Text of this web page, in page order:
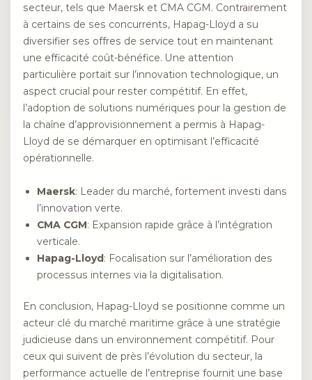
secteur, tels que Maersk et CMA CGM. Contrairement
à certains de ses concurrents, Hapag-Lloyd a su
diversifier ses offres de service tout en maintenant
une efficacité coût-bénéfice. Une attention
particulière portait sur l’innovation technologique, un
aspect crucial pour rester compétitif. En effet,
l’adoption de solutions numériques pour la gestion de
la chaîne d’approvisionnement a permis à Hapag-
Lloyd de se démarquer en optimisant l’efficacité
opérationnelle.
Maersk: Leader du marché, fortement investi dans
l’innovation verte.
CMA CGM: Expansion rapide grâce à l’intégration
verticale.
Hapag-Lloyd: Focalisation sur l’amélioration des
processus internes via la digitalisation.
En conclusion, Hapag-Lloyd se positionne comme un
acteur clé du marché maritime grâce à une stratégie
judicieuse dans un environnement compétitif. Pour
ceux qui suivent de près l’évolution du secteur, la
performance actuelle de l’entreprise fournit une base